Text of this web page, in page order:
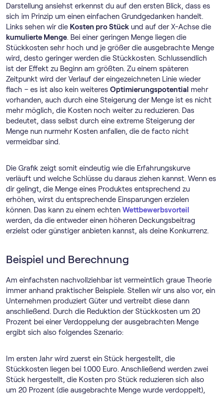
Darstellung ansiehst erkennst du auf den ersten Blick, dass es
sich im Prinzip um einen einfachen Grundgedanken handelt.
Links sehen wir die Kosten pro Stück und auf der X-Achse die
kumulierte Menge. Bei einer geringen Menge liegen die
Stückkosten sehr hoch und je größer die ausgebrachte Menge
wird, desto geringer werden die Stückkosten. Schlussendlich
ist der Effekt zu Beginn am größten. Zu einem späteren
Zeitpunkt wird der Verlauf der eingezeichneten Linie wieder
flach – es ist also kein weiteres Optimierungspotential mehr
vorhanden, auch durch eine Steigerung der Menge ist es nicht
mehr möglich, die Kosten noch weiter zu reduzieren. Das
bedeutet, dass selbst durch eine extreme Steigerung der
Menge nun nurmehr Kosten anfallen, die de facto nicht
vermeidbar sind.
Die Grafik zeigt somit eindeutig wie die Erfahrungskurve
verläuft und welche Schlüsse du daraus ziehen kannst. Wenn es
dir gelingt, die Menge eines Produktes entsprechend zu
erhöhen, wirst du entsprechende Einsparungen erzielen
können. Das kann zu einem echten Wettbewerbsvorteil
werden, da die entweder einen höheren Deckungsbeitrag
erzielst oder günstiger anbieten kannst, als deine Konkurrenz.
Beispiel und Berechnung
Am einfachsten nachvollziehbar ist vermeintlich graue Theorie
immer anhand praktischer Beispiele. Stellen wir uns also vor, ein
Unternehmen produziert Güter und vertreibt diese dann
anschließend. Durch die Reduktion der Stückkosten um 20
Prozent bei einer Verdoppelung der ausgebrachten Menge
ergibt sich also folgendes Szenario:
Im ersten Jahr wird zuerst ein Stück hergestellt, die
Stückkosten liegen bei 1.000 Euro. Anschließend werden zwei
Stück hergestellt, die Kosten pro Stück reduzieren sich also
um 20 Prozent (die ausgebrachte Menge wurde verdoppelt),